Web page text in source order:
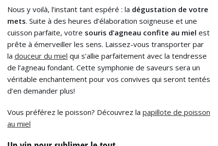
Nous y voilà, l’instant tant espéré : la dégustation de votre
mets. Suite à des heures d’élaboration soigneuse et une
cuisson parfaite, votre souris d’agneau confite au miel est
prête à émerveiller les sens. Laissez-vous transporter par
la douceur du miel qui s’allie parfaitement avec la tendresse
de l’agneau fondant. Cette symphonie de saveurs sera un
véritable enchantement pour vos convives qui seront tentés
d’en demander plus!
Vous préférez le poisson? Découvrez la papillote de poisson
au miel